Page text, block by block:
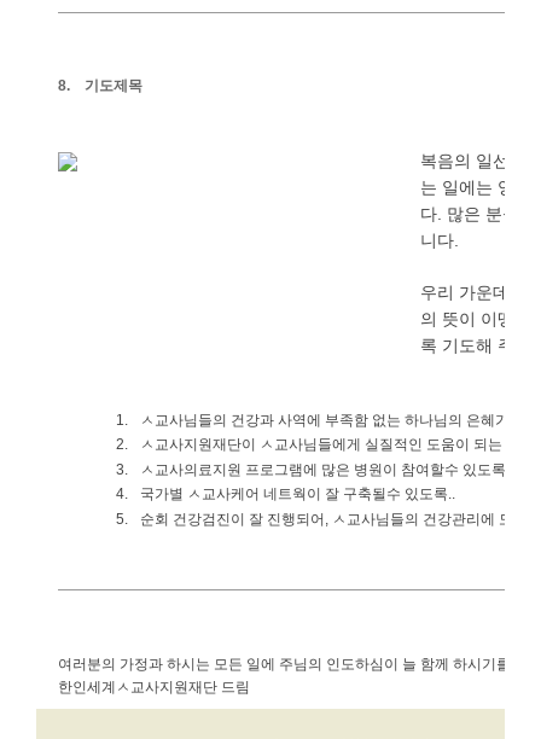
8. 기도제목
복음의 일선에
는 일에는 영적
다 많은 분들의
니다
우리 가운데
의 뜻이 이땅
록 기도해 주시
1. ㅅ교사님들의 건강과사역에 부족함 없는 하나님의 은혜가
2. ㅅ교사지원재단이 ㅅ교사님들에게 실질적인 도움이 되는
3. ㅅ교사의료지원 프로그램에 많은 병원이 참여할수 있도록
4.
국가별 ㅅ교사케어 네트웍이 잘 구축될수 있도록..
5.
순회 건강검진이 잘 진행되어 ㅅ교사님들의 건강관리에 도움이
여러분의 가정과하시는 모든 일에 주님의 인도하심이 늘 함께 하시기를
한인세계ㅅ교사지원재단 드림